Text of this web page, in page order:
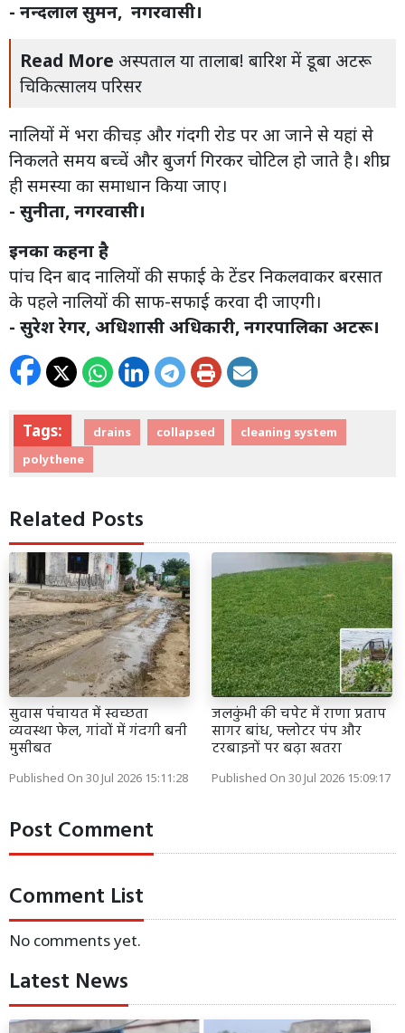
- नन्दलाल सुमन, नगरवासी।
Read More अस्पताल या तालाब! बारिश में डूबा अटरू
चिकित्सालय परिसर
नालियों में भरा कीचड़ और गंदगी रोड पर आ जाने से यहां से
निकलते समय बच्चें और बुजर्ग गिरकर चोटिल हो जाते है। शीघ्र
ही समस्या का समाधान किया जाए।
- सुनीता, नगरवासी।
इनका कहना है
पांच दिन बाद नालियों की सफाई के टेंडर निकलवाकर बरसात
के पहले नालियों की साफ-सफाई करवा दी जाएगी।
- सुरेश रेगर, अधिशासी अधिकारी, नगरपालिका अटरू।
Tags: drains collapsed
cleaning system
polythene
Related Posts
सुवास पंचायत में स्वच्छता
व्यवस्था फेल, गांवों में गंदगी बनी
मुसीबत
Published On 30 Jul 2026 15:11:28
जलकुंभी की चपेट में राणा प्रताप
सागर बांध, फ्लोटर पंप और
टरबाइनों पर बढ़ा खतरा
Published On 30 Jul 2026 15:09:17
Post Comment
Comment List
No comments yet.
Latest News